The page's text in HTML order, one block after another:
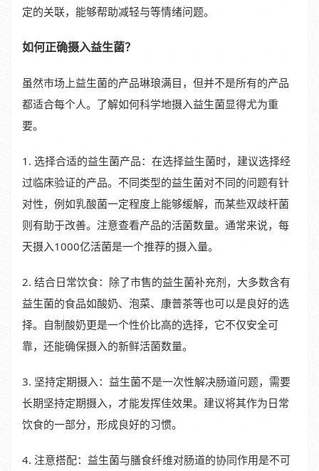
定的关联，能够帮助减轻与等情绪问题。
如何正确摄入益生菌？
虽然市场上益生菌的产品琳琅满目，但并不是所有的产品
都适合每个人。了解如何科学地摄入益生菌显得尤为重
要。
1. 选择合适的益生菌产品：在选择益生菌时，建议选择经
过临床验证的产品。不同类型的益生菌对不同的问题有针
对性，例如乳酸菌一定程度上能够缓解，而某些双歧杆菌
则有助于改善。注意查看产品的活菌数量。通常来说，每
天摄入1000亿活菌是一个推荐的摄入量。
2. 结合日常饮食：除了市售的益生菌补充剂，大多数含有
益生菌的食品如酸奶、泡菜、康普茶等也可以是良好的选
择。自制酸奶更是一个性价比高的选择，它不仅安全可
靠，还能确保摄入的新鲜活菌数量。
3. 坚持定期摄入：益生菌不是一次性解决肠道问题，需要
长期坚持定期摄入，才能发挥佳效果。建议将其作为日常
饮食的一部分，形成良好的习惯。
4. 注意搭配：益生菌与膳食纤维对肠道的协同作用是不可